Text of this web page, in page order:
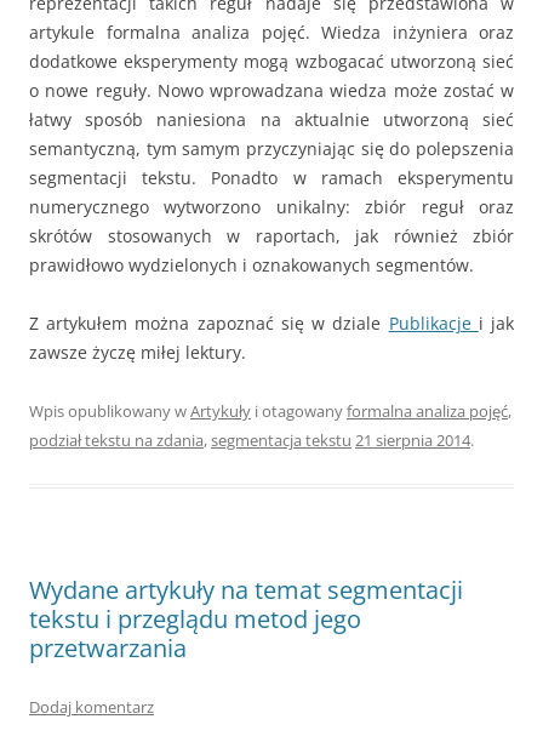
artykule formalna analiza pojęć. Wiedza inżyniera oraz
dodatkowe eksperymenty mogą wzbogacać utworzoną sieć
o nowe reguły. Nowo wprowadzana wiedza może zostać w
łatwy sposób naniesiona na aktualnie utworzoną sieć
semantyczną, tym samym przyczyniając się do polepszenia
segmentacji tekstu. Ponadto w ramach eksperymentu
numerycznego wytworzono unikalny: zbiór reguł oraz
skrótów stosowanych w raportach, jak również zbiór
prawidłowo wydzielonych i oznakowanych segmentów.
Z artykułem można zapoznać się w dziale Publikacje i jak
zawsze życzę miłej lektury.
Wpis opublikowany wArtykuły i otagowanyformalna analiza pojęć,
podział tekstu na zdania,segmentacja tekstu 21 sierpnia 2014.
Wydane artykuły na temat segmentacji
tekstu i przeglądu metod jego
przetwarzania
Dodaj komentarz